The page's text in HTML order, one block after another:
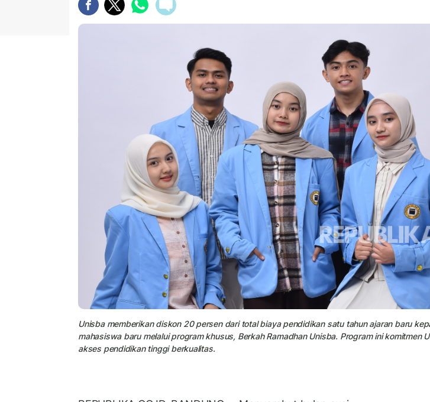
Unisba memberikan diskon 20 persen dari total biaya pendidikan satu tahun ajaran baru
mahasiswa baru melalui program khusus, Berkah Ramadhan Unisba. Program ini komitmen
akses pendidikan tinggi berkualitas.